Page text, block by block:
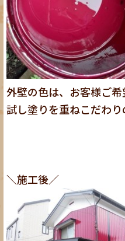
外壁の色は、お客様ご希
試し塗りを重ねこだわり
＼施工後／